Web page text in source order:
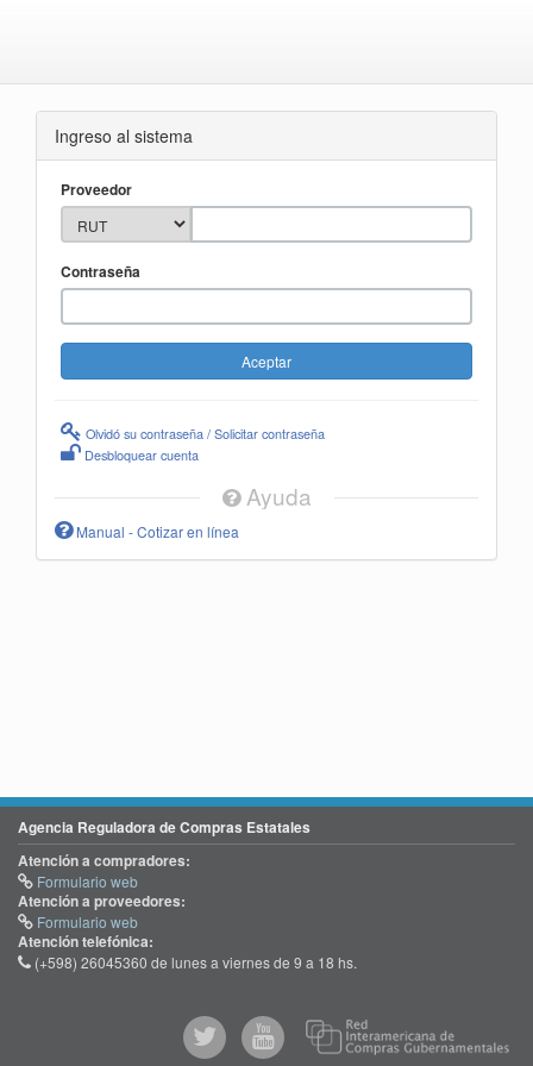
Ingreso al sistema
Proveedor
Contraseña
Olvidó su contraseña / Solicitar contraseña
Desbloquear cuenta
Ayuda
Manual - Cotizar en línea
Agencia Reguladora de Compras Estatales
Atención a compradores:
Formulario web
Atención a proveedores:
Formulario web
Atención telefónica:
(+598) 26045360 de lunes a viernes de 9 a 18 hs.
@comprasgubuy
ACCE